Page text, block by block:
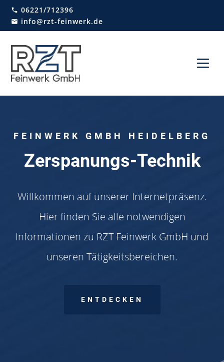
06221/712396
info@rzt-feinwerk.de
FEINWERK GMBH HEIDELBERG
Zerspanungs-Technik
Willkommen auf unserer Internetpräsenz.
Hier finden Sie alle notwendigen
Informationen zu RZT Feinwerk GmbH und
unseren Tätigkeitsbereichen.
ENTDECKEN